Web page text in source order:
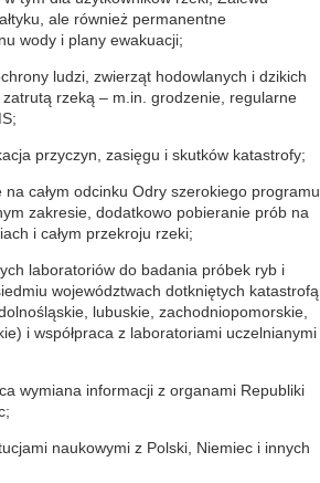
ale również permanentne
wody i plany ewakuacji;
ludzi, zwierząt hodowlanych i dzikich
rzeką – m.in. grodzenie, regularne
przyczyn, zasięgu i skutków katastrofy;
całym odcinku Odry szerokiego programu
zakresie, dodatkowo pobieranie prób na
i całym przekroju rzeki;
laboratoriów do badania próbek ryb i
województwach dotkniętych katastrofą
lubuskie, zachodniopomorskie,
i współpraca z laboratoriami uczelnianymi
wymiana informacji z organami Republiki
naukowymi z Polski, Niemiec i innych